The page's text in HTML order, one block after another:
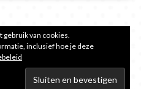
gebruik van cookies.
inclusief hoe je deze